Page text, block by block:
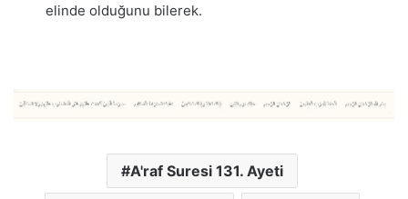
elinde olduğunu bilerek.
A'raf Suresi 131. Ayeti